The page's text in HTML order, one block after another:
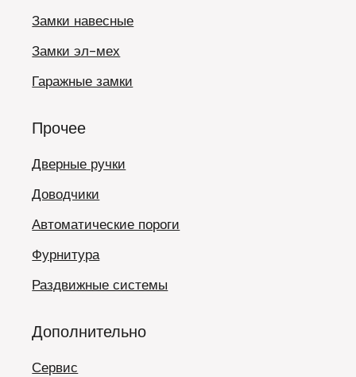
Замки навесные
Замки эл-мех
Гаражные замки
Прочее
Дверные ручки
Доводчики
Автоматические пороги
Фурнитура
Раздвижные системы
Дополнительно
Сервис